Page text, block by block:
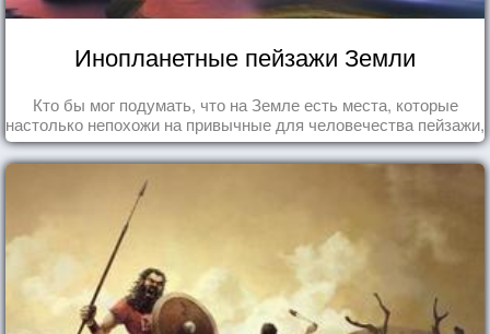
Инопланетные пейзажи Земли
Кто бы мог подумать, что на Земле есть места, которые
настолько непохожи на привычные для человечества пейзажи,
что кажутся и вовсе инопланетными!